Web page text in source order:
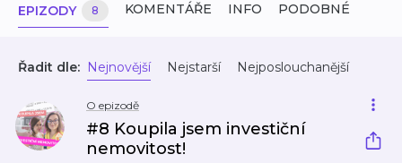
EPIZODY 8 KOMENTÁŘE INFO PODOBNÉ
Řadit dle: Nejnovější Nejstarší Nejposlouchanější
O epizodě
#8 Koupila jsem investiční
nemovitost!